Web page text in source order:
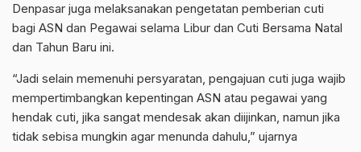
Denpasar juga melaksanakan pengetatan pemberian cuti
bagi ASN dan Pegawai selama Libur dan Cuti Bersama Natal
dan Tahun Baru ini.
“Jadi selain memenuhi persyaratan, pengajuan cuti juga wajib
mempertimbangkan kepentingan ASN atau pegawai yang
hendak cuti, jika sangat mendesak akan diijinkan, namun jika
tidak sebisa mungkin agar menunda dahulu,” ujarnya